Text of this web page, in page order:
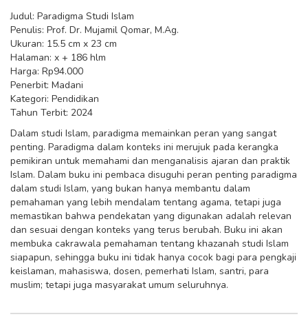
Judul: Paradigma Studi Islam
Penulis: Prof. Dr. Mujamil Qomar, M.Ag.
Ukuran: 15.5 cm x 23 cm
Halaman: x + 186 hlm
Harga: Rp94.000
Penerbit: Madani
Kategori: Pendidikan
Tahun Terbit: 2024
Dalam studi Islam, paradigma memainkan peran yang sangat
penting. Paradigma dalam konteks ini merujuk pada kerangka
pemikiran untuk memahami dan menganalisis ajaran dan praktik
Islam. Dalam buku ini pembaca disuguhi peran penting paradigma
dalam studi Islam, yang bukan hanya membantu dalam
pemahaman yang lebih mendalam tentang agama, tetapi juga
memastikan bahwa pendekatan yang digunakan adalah relevan
dan sesuai dengan konteks yang terus berubah. Buku ini akan
membuka cakrawala pemahaman tentang khazanah studi Islam
siapapun, sehingga buku ini tidak hanya cocok bagi para pengkaji
keislaman, mahasiswa, dosen, pemerhati Islam, santri, para
muslim; tetapi juga masyarakat umum seluruhnya.